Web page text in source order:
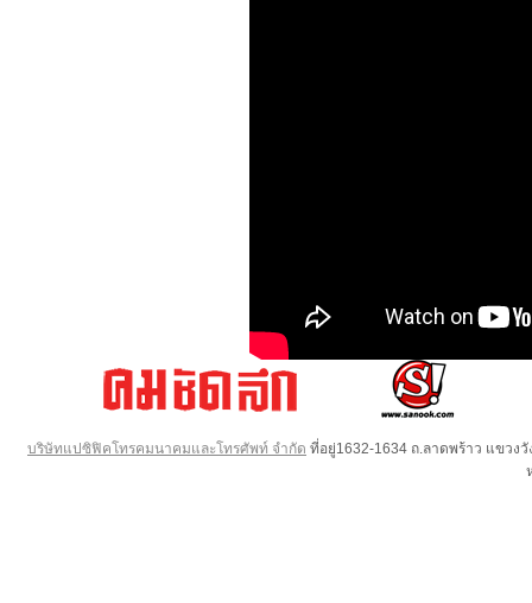
บริษัทแปซิฟิคโทรคมนาคมและโทรศัพท์ จำกัด ที่อยู่1632-1634 ถ.ลาดพร้าว แขวง